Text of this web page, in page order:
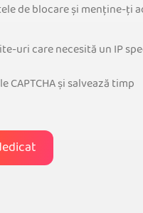
de blocare și menține-ți
uri care necesită un IP
CAPTCHA și salvează timp